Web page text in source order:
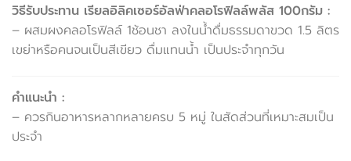
วิธีรับประทาน เรียลอิลิคเซอร์อัลฟ่าคลอโรฟิลล์พลัส 100กรัม :
– ผสมผงคลอโรฟิลล์ 1ช้อนชา ลงในน้ำดื่มธรรมดาขวด 1.5 ลิตร
เขย่าหรือคนจนเป็นสีเขียว ดื่มแทนน้ำ เป็นประจำทุกวัน
คำแนะนำ :
– ควรกินอาหารหลากหลายครบ 5 หมู่ ในสัดส่วนที่เหมาะสมเป็น
ประจำ